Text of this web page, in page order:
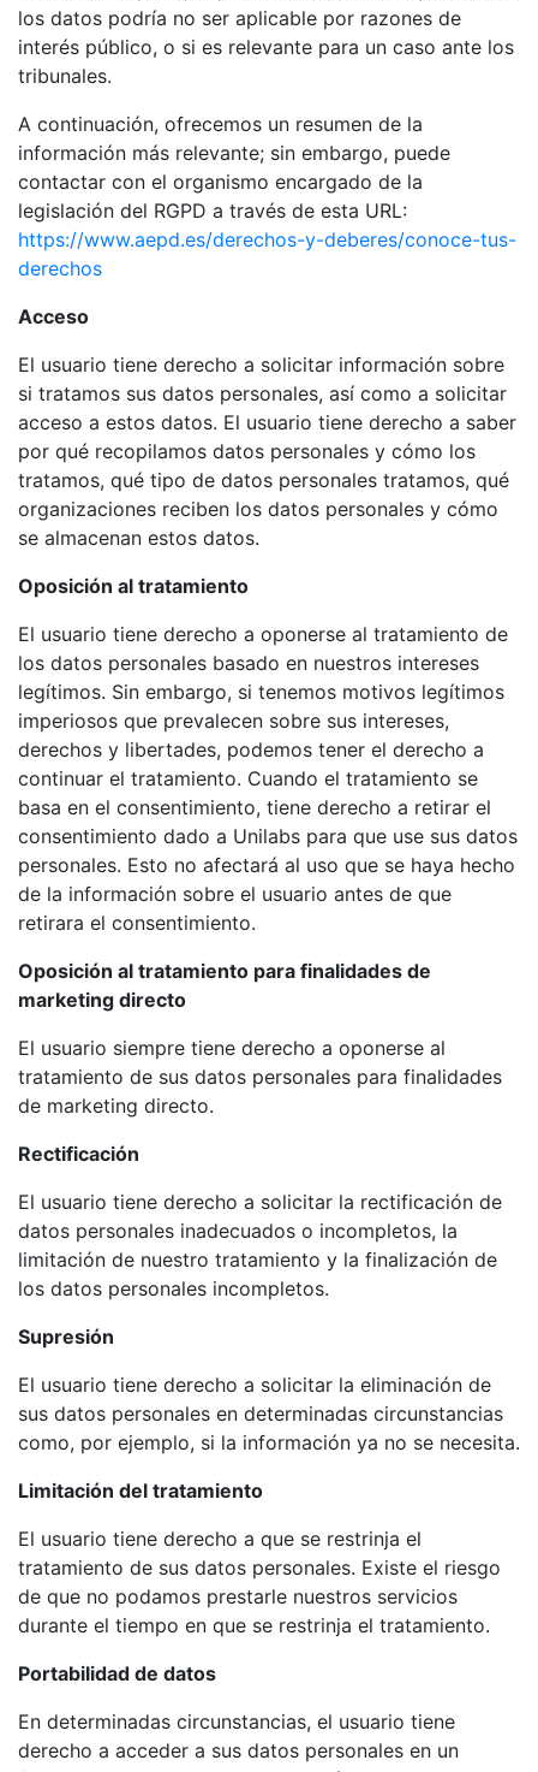
los datos podría no ser aplicable por razones de
interés público, o si es relevante para un caso ante los
tribunales.
A continuación, ofrecemos un resumen de la
información más relevante; sin embargo, puede
contactar con el organismo encargado de la
legislación del RGPD a través de esta URL:
https://www.aepd.es/derechos-y-deberes/conoce-tus-
derechos
Acceso
El usuario tiene derecho a solicitar información sobre
si tratamos sus datos personales, así como a solicitar
acceso a estos datos. El usuario tiene derecho a saber
por qué recopilamos datos personales y cómo los
tratamos, qué tipo de datos personales tratamos, qué
organizaciones reciben los datos personales y cómo
se almacenan estos datos.
Oposición al tratamiento
El usuario tiene derecho a oponerse al tratamiento de
los datos personales basado en nuestros intereses
legítimos. Sin embargo, si tenemos motivos legítimos
imperiosos que prevalecen sobre sus intereses,
derechos y libertades, podemos tener el derecho a
continuar el tratamiento. Cuando el tratamiento se
basa en el consentimiento, tiene derecho a retirar el
consentimiento dado a Unilabs para que use sus datos
personales. Esto no afectará al uso que se haya hecho
de la información sobre el usuario antes de que
retirara el consentimiento.
Oposición al tratamiento para finalidades de
marketing directo
El usuario siempre tiene derecho a oponerse al
tratamiento de sus datos personales para finalidades
de marketing directo.
Rectificación
El usuario tiene derecho a solicitar la rectificación de
datos personales inadecuados o incompletos, la
limitación de nuestro tratamiento y la finalización de
los datos personales incompletos.
Supresión
El usuario tiene derecho a solicitar la eliminación de
sus datos personales en determinadas circunstancias
como, por ejemplo, si la información ya no se necesita.
Limitación del tratamiento
El usuario tiene derecho a que se restrinja el
tratamiento de sus datos personales. Existe el riesgo
de que no podamos prestarle nuestros servicios
durante el tiempo en que se restrinja el tratamiento.
Portabilidad de datos
En determinadas circunstancias, el usuario tiene
derecho a acceder a sus datos personales en un